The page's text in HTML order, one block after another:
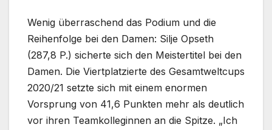
Wenig überraschend das Podium und die
Reihenfolge bei den Damen: Silje Opseth
(287,8 P.) sicherte sich den Meistertitel bei den
Damen. Die Viertplatzierte des Gesamtweltcups
2020/21 setzte sich mit einem enormen
Vorsprung von 41,6 Punkten mehr als deutlich
vor ihren Teamkolleginnen an die Spitze. „Ich